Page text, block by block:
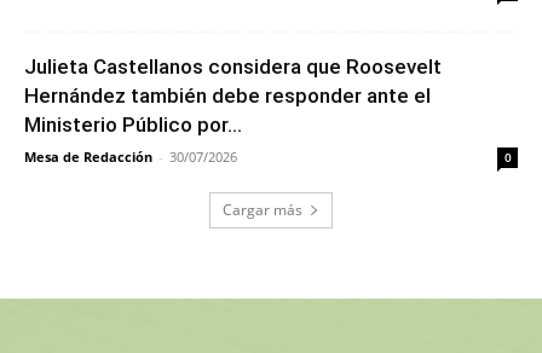
Julieta Castellanos considera que Roosevelt
Hernández también debe responder ante el
Ministerio Público por...
Mesa de Redacción - 30/07/2026 0
Cargar más